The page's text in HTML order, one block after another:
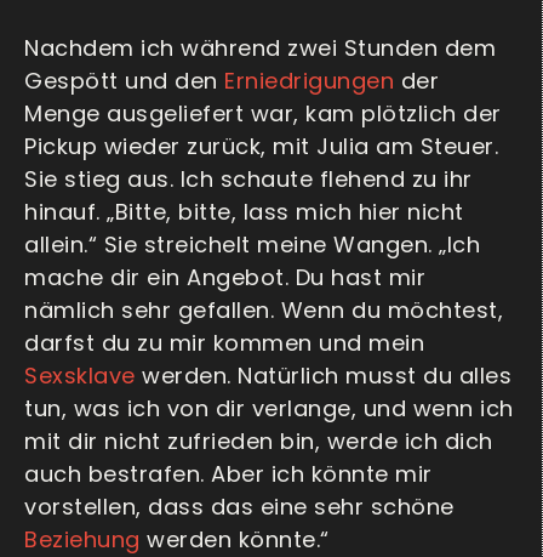
Nachdem ich während zwei Stunden dem
Gespött und den Erniedrigungen der
Menge ausgeliefert war, kam plötzlich der
Pickup wieder zurück, mit Julia am Steuer.
Sie stieg aus. Ich schaute flehend zu ihr
hinauf. „Bitte, bitte, lass mich hier nicht
allein.“ Sie streichelt meine Wangen. „Ich
mache dir ein Angebot. Du hast mir
nämlich sehr gefallen. Wenn du möchtest,
darfst du zu mir kommen und mein
Sexsklave werden. Natürlich musst du alles
tun, was ich von dir verlange, und wenn ich
mit dir nicht zufrieden bin, werde ich dich
auch bestrafen. Aber ich könnte mir
vorstellen, dass das eine sehr schöne
Beziehung werden könnte.“